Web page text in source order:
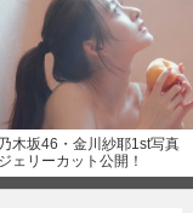
乃木坂46・金川紗耶1st写真
ェリーカット公開！